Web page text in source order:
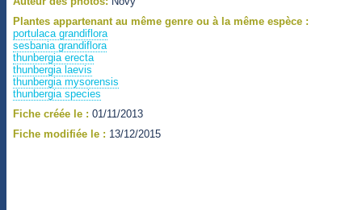
Plantes appartenant au même genre ou à la même espèce :
portulaca grandiflora
sesbania grandiflora
thunbergia erecta
thunbergia laevis
thunbergia mysorensis
thunbergia species
Fiche créée le : 01/11/2013
Fiche modifiée le : 13/12/2015